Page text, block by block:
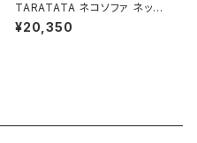
TARATATA ネコソファ ネック
レス #2
¥20,350